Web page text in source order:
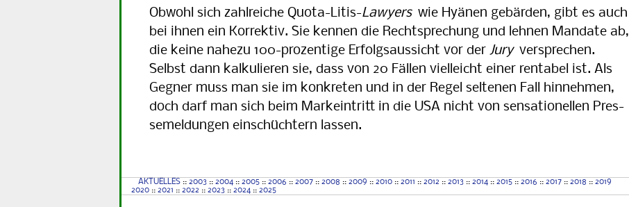
Obwohl sich zahlreiche Quota-Litis-Lawyers wie Hyänen gebärden, gibt es auch
bei ihnen ein Korrektiv. Sie kennen die Rechtsprechung und lehnen Mandate ab,
die keine nahezu 100-prozentige Erfolgsaussicht vor der Jury versprechen.
Selbst dann kalkulieren sie, dass von 20 Fällen vielleicht einer rentabel ist. Als
Gegner muss man sie im konkreten und in der Regel seltenen Fall hinnehmen,
doch darf man sich beim Markeintritt in die USA nicht von sensationellen Pres­
se­mel­dun­gen einschüchtern lassen.
AKTUELLES :: 2003 :: 2004 :: 2005 :: 2006 :: 2007 :: 2008 :: 2009 :: 2010 :: 2011 :: 2012 :: 2013 :: 2014 :: 2015 :: 2016 :: 2017 :: 2018 :: 2019
2020 :: 2021 :: 2022 :: 2023 :: 2024 :: 2025